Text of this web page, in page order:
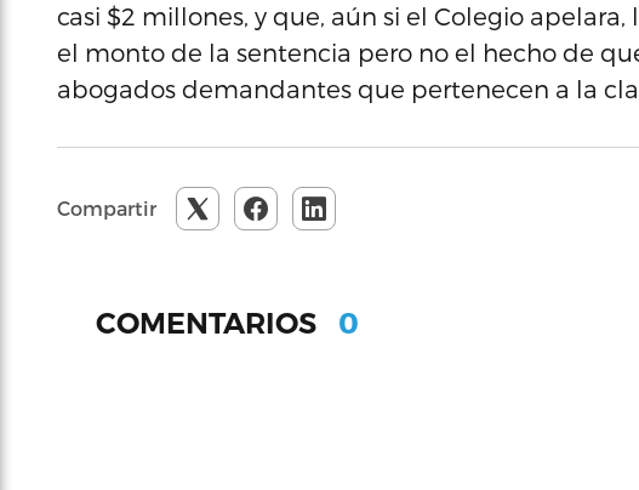
casi $2 millones, y que, aún si el Colegio
el monto de la sentencia pero no el hecho de
abogados demandantes que pertenecen a la
Compartir
COMENTARIOS 0